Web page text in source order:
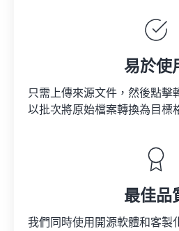
易於使
只需上傳來源文件，然後點擊
以批次將原始檔案轉換為目標
最佳品
我們同時使用開源軟體和客製